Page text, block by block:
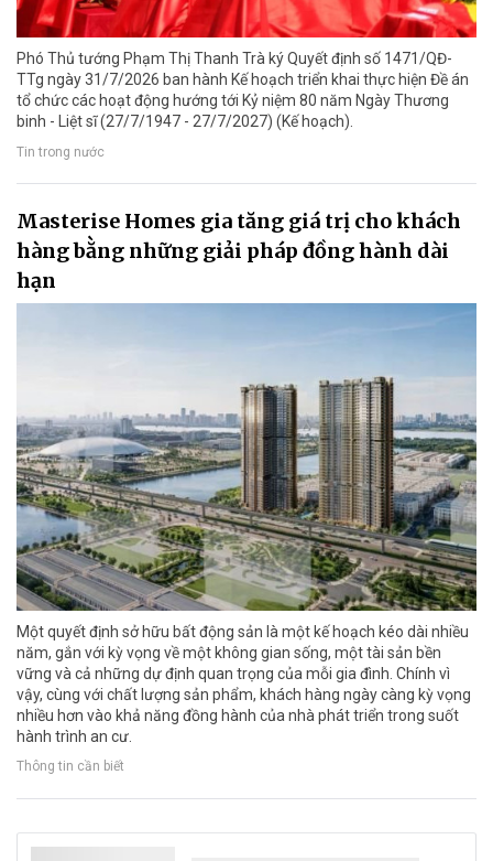
Phó Thủ tướng Phạm Thị Thanh Trà ký Quyết định số 1471/QĐ-
TTg ngày 31/7/2026 ban hành Kế hoạch triển khai thực hiện Đề án
tổ chức các hoạt động hướng tới Kỷ niệm 80 năm Ngày Thương
binh - Liệt sĩ (27/7/1947 - 27/7/2027) (Kế hoạch).
Tin trong nước
Masterise Homes gia tăng giá trị cho khách
hàng bằng những giải pháp đồng hành dài
hạn
Một quyết định sở hữu bất động sản là một kế hoạch kéo dài nhiều
năm, gắn với kỳ vọng về một không gian sống, một tài sản bền
vững và cả những dự định quan trọng của mỗi gia đình. Chính vì
vậy, cùng với chất lượng sản phẩm, khách hàng ngày càng kỳ vọng
nhiều hơn vào khả năng đồng hành của nhà phát triển trong suốt
hành trình an cư.
Thông tin cần biết